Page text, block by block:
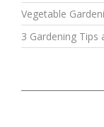
Vegetable
3 Gardening Tips